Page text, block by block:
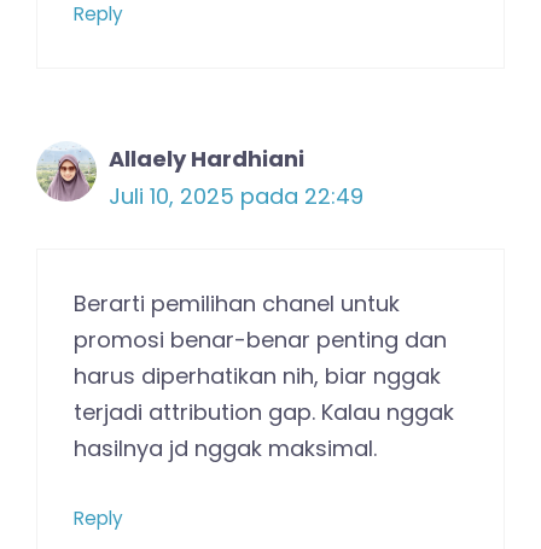
Reply
Allaely Hardhiani
Juli 10, 2025 pada 22:49
Berarti pemilihan chanel untuk
promosi benar-benar penting dan
harus diperhatikan nih, biar nggak
terjadi attribution gap. Kalau nggak
hasilnya jd nggak maksimal.
Reply